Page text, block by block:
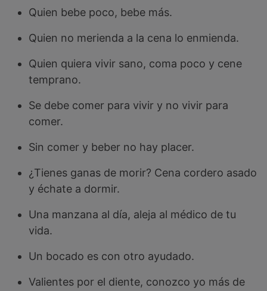
Quien bebe poco, bebe más.
Quien no merienda a la cena lo enmienda.
Quien quiera vivir sano, coma poco y cene
temprano.
Se debe comer para vivir y no vivir para
comer.
Sin comer y beber no hay placer.
¿Tienes ganas de morir? Cena cordero asado
y échate a dormir.
Una manzana al día, aleja al médico de tu
vida.
Un bocado es con otro ayudado.
Valientes por el diente, conozco yo más de